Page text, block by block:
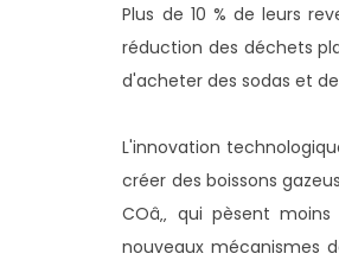
Plus de 10 % de leurs
réduction des déchets
d'acheter des sodas et
L'innovation
créer des boissons
COâ‚‚ qui pèsent
nouveaux mécanismes